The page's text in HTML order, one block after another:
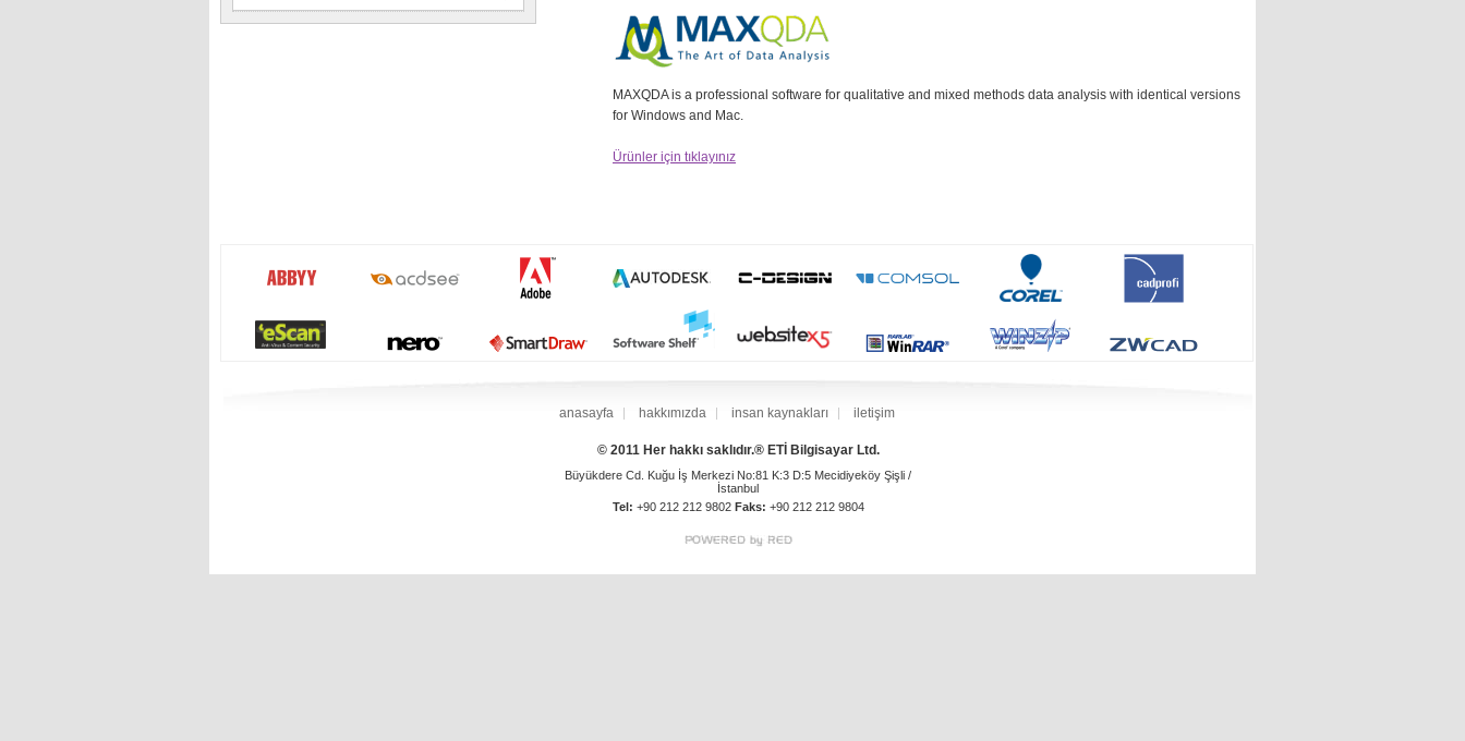
MAXQDA is a professional software for qualitative and mixed methods data analysis with identical versions
for Windows and Mac.
Ürünler için tıklayınız
anasayfa hakkımızda insan kaynakları iletişim
© 2011 Her hakkı saklıdır.® ETİ Bilgisayar Ltd.
Büyükdere Cd. Kuğu İş Merkezi No:81 K:3 D:5 Mecidiyeköy Şişli /
İstanbul
Tel: +90 212 212 9802 Faks: +90 212 212 9804